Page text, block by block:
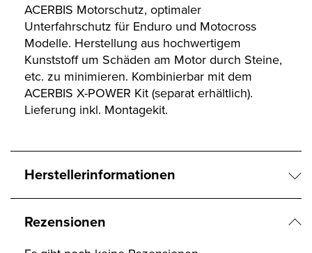
ACERBIS Motorschutz, optimaler
Unterfahrschutz für Enduro und Motocross
Modelle. Herstellung aus hochwertigem
Kunststoff um Schäden am Motor durch Steine,
etc. zu minimieren. Kombinierbar mit dem
ACERBIS X-POWER Kit (separat erhältlich).
Lieferung inkl. Montagekit.
Herstellerinformationen
Rezensionen